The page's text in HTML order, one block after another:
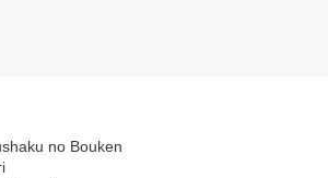
no Bouken